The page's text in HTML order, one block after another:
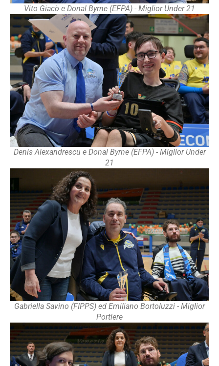
Vito Giacò e Donal Byrne (EFPA) - Miglior Under 21
Denis Alexandrescu e Donal Byrne (EFPA) - Miglior Under
21
Gabriella Savino (FIPPS) ed Emiliano Bortoluzzi - Miglior
Portiere